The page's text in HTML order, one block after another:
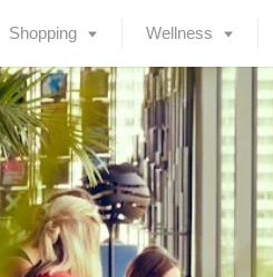
Shopping Wellness